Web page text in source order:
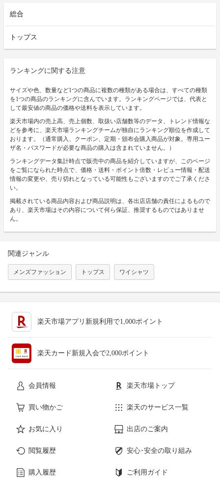
総合
トップス
ランキングに関する注意
サイズや色、数量など1つの商品に複数の種類がある場合は、すべての種類
を1つの商品のランキングに含んでいます。ランキングページでは、代表と
して最安値の商品の価格や送料を表示しています。
楽天市場内の売上高、売上個数、取扱い店舗数等のデータ、トレンド情報な
どを参考に、楽天市場ランキングチームが独自にランキング順位を作成して
おります。（通常購入、クーポン、定期・頒布会購入商品が対象。専用ユー
ザ名・パスワードが必要な商品の購入は含まれていません。）
ランキングデータ集計時点で販売中の商品を紹介していますが、このページ
をご覧になられた時点で、価格・送料・ポイント倍数・レビュー情報・配送
情報の変更や、売り切れとなっている可能性もございますのでご了承くださ
い。
掲載されている商品内容および商品説明は、各出店店舗の責任によるもので
あり、楽天市場はその内容について何ら保証、推奨するものではありませ
ん。
関連ジャンル
メンズファッション トップス ワイシャツ
楽天市場アプリ新規利用で1,000ポイント
楽天カード新規入会で2,000ポイント
会員情報 楽天市場トップ
買い物かご 楽天のサービス一覧
お気に入り 出店のご案内
閲覧履歴 安心･安全の取り組み
購入履歴 ご利用ガイド